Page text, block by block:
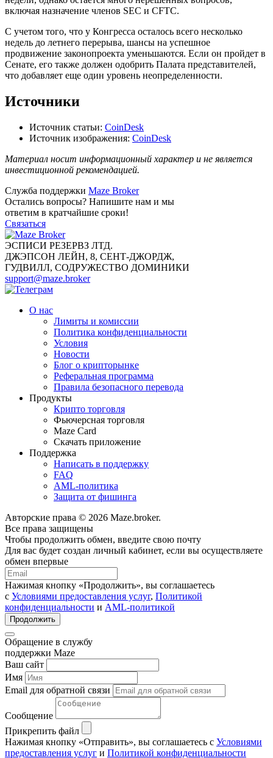
включая назначение членов SEC и CFTC.
С учетом того, что у Конгресса осталось всего несколько
недель до летнего перерыва, шансы на успешное
продвижение законопроекта уменьшаются. Если он пройдет в
Сенате, его также должен одобрить Палата представителей,
что добавляет еще один уровень неопределенности.
Источники
Источник статьи: CoinDesk
Источник изображения: CoinDesk
Материал носит информационный характер и не является
инвестиционной рекомендацией.
Служба поддержки Maze Broker
Остались вопросы? Напишите нам и мы
ответим в кратчайшие сроки!
Связаться
ЭСПИСИ РЕЗЕРВЗ ЛТД.
ДЖЭПСОН ЛЕЙН, 8, СЕНТ-ДЖОРДЖ,
ГУДВИЛЛ, СОДРУЖЕСТВО ДОМИНИКИ
support@maze.broker
О нас
Лимиты и комиссии
Политика конфиденциальности
Условия
Новости
Блог о крипторынке
Реферальная программа
Правила безопасного перевода
Продукты
Крипто торговля
Фьючерсная торговля
Maze Card
Скачать приложение
Поддержка
Написать в поддержку
FAQ
AML-политика
Защита от фишинга
Авторские права © 2026 Maze.broker.
Все права защищены
Чтобы продолжить обмен, введите свою почту
Для вас будет создан личный кабинет, если вы осуществляете
обмен впервые
Нажимая кнопку «Продолжить», вы соглашаетесь
с Условиями предоставления услуг, Политикой
конфиденциальности и AML-политикой
Продолжить
Обращение в службу
поддержки Maze
Ваш сайт
Имя
Email для обратной связи
Сообщение
Прикрепить файл
Нажимая кнопку «Отправить», вы соглашаетесь с Условиями
предоставления услуг и Политикой конфиденциальности